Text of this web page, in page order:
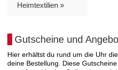
Heimtextilien »
Gutscheine und
Hier erhältst du rund um die Uhr
deine Bestellung. Diese